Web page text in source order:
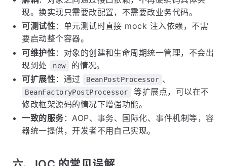
现。换实现只需要改配置，不需要改业务代码。
可测试性：单元测试时直接 mock 注入依赖，不需
要启动整个容器。
可维护性：对象的创建和生命周期统一管理，不会出
现到处
new
的情况。
可扩展性：通过 BeanPostProcessor 、
BeanFactoryPostProcessor
等扩展点，可以在不
修改框架源码的情况下增强功能。
一致的服务 ：AOP、事务、国际化、事件机制等，容
器统一提供，开发者不用自己实现。